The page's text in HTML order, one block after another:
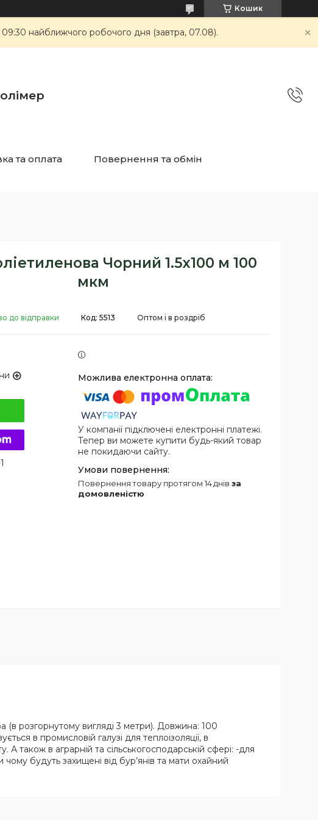
Кошик
найближчого робочого дня (завтра, 07.08).
та оплата Повернення та обмін
Чорний 1.5х100 м 100
мкм
до відправки Оптом і в роздріб
Код: 5513
У компанії підключені електронні платежі.
Тепер ви можете купити будь-який товар
не покидаючи сайту.
повернення товару протягом 14 днів за
домовленістю
(в розгорнутому вигляді 3 метри). Довжина: 100
в промисловій галузі для теплоізоляції, в
А також в аграрній та сільськогосподарській сфері: -для
будуть захищені від бур’янів та мати охайний